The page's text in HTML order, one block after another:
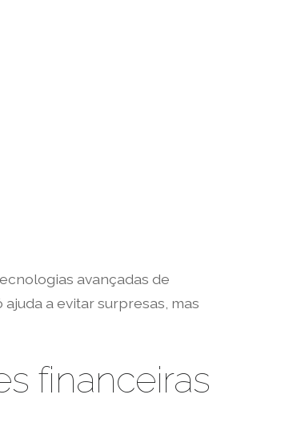
avançadas de
a evitar surpresas, mas
financeiras